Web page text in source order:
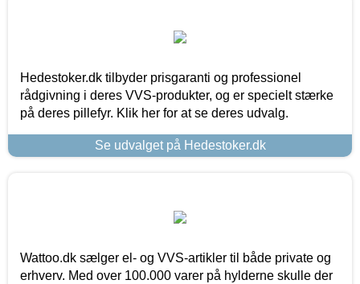
Hedestoker.dk tilbyder prisgaranti og professionel
rådgivning i deres VVS-produkter, og er specielt stærke
på deres pillefyr. Klik her for at se deres udvalg.
Se udvalget på Hedestoker.dk
Wattoo.dk sælger el- og VVS-artikler til både private og
erhverv. Med over 100.000 varer på hylderne skulle der